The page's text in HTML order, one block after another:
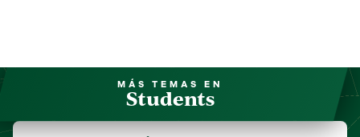
MÁS TEMAS EN
Students